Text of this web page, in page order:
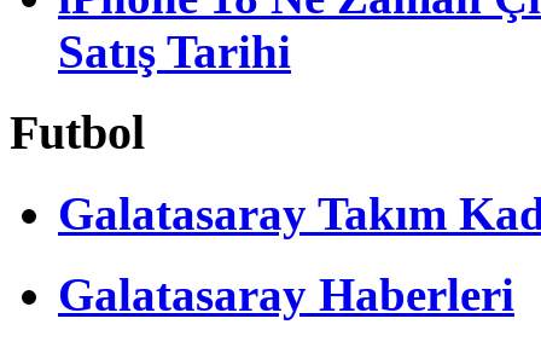
Satış Tarihi
Futbol
Galatasaray Takım
Galatasaray Haberleri